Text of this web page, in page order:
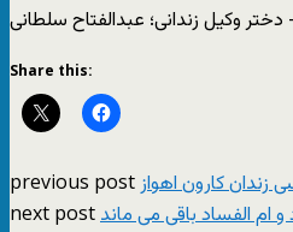
وکيل زندانی؛ عبدالفتاح سلطانی
Share this:
previous post زندان کارون اهواز
next postام الفساد باقی می ماند